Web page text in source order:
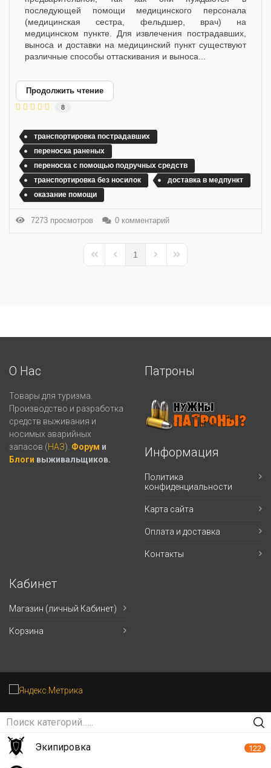
последующей помощи медицинского персонала
(медицинская сестра, фельдшер, врач) на
медицинском пункте. Для извлечения пострадавших,
выноса и доставки на медицинский пункт существуют
различные способы оттаскивания и выноса...
Продолжить чтение
8
транспортировка пострадавших
переноска раненых
переноска с помощью подручных средств
транспортировка без носилок
доставка в медпункт
оказание помощи
7273 просмотров 0 комментарий
First PagePrevious Page
1
Next PageLast Page
О Нас
Товары для туризма.
Производство и разработка
средств выживания и
носимых аварийных
запасов (НАЗ). Форум и
Блоги выживальщиков.
Патроны
Информация
Политика
конфиденциальности
Карта сайта
Оплата и доставка
Контакты
Кабинет
Магазин (личный Кабинет)
Корзина
Экипировка 122